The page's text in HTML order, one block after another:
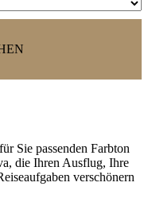
Sie passenden Farbton
die Ihren Ausflug, Ihre
verschönern